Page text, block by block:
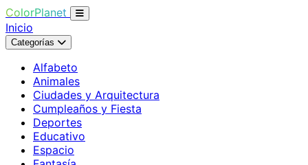
ColorPlanet
Inicio
Categorías
Alfabeto
Animales
Ciudades y Arquitectura
Cumpleaños y Fiesta
Deportes
Educativo
Espacio